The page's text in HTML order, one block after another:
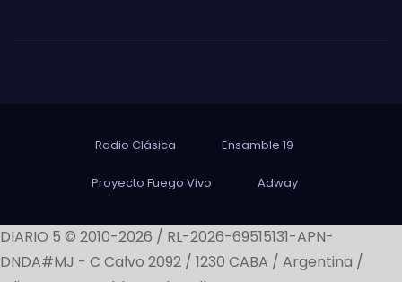
Radio Clásica Ensamble 19
Proyecto Fuego Vivo Adway
DIARIO 5 © 2010-2026 / RL-2026-69515131-APN-
DNDA#MJ - C Calvo 2092 / 1230 CABA / Argentina /